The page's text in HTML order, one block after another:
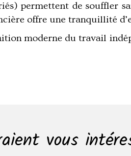
permettent de souffler
offre une tranquillité
moderne du travail
vous